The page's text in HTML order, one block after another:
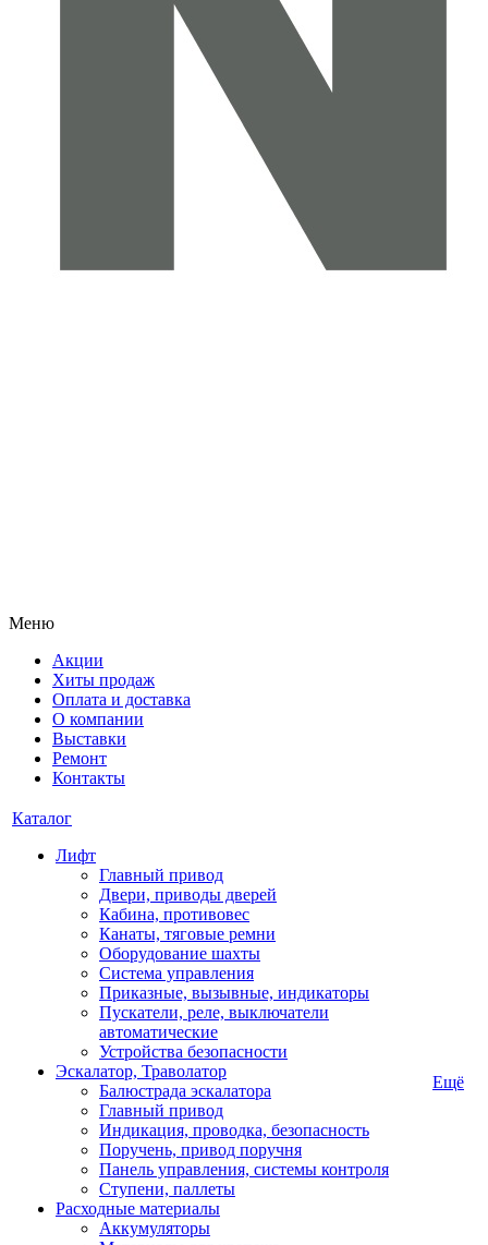
Меню
Акции
Хиты продаж
Оплата и доставка
О компании
Выставки
Ремонт
Контакты
Каталог
Лифт
Главный привод
Двери, приводы дверей
Кабина, противовес
Канаты, тяговые ремни
Оборудование шахты
Система управления
Приказные, вызывные, индикаторы
Пускатели, реле, выключатели
автоматические
Устройства безопасности
Эскалатор, Траволатор
Балюстрада эскалатора
Главный привод
Индикация, проводка, безопасность
Поручень, привод поручня
Панель управления, системы контроля
Ступени, паллеты
Расходные материалы
Аккумуляторы
Ещё